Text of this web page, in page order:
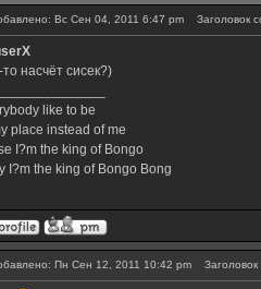
Вс Сен 04, 2011 6:47 pm Заголовок
насчёт сисек?)
like to be
place instead of me
I?m the king of Bongo
I?m the king of Bongo Bong
Пн Сен 12, 2011 10:42 pm